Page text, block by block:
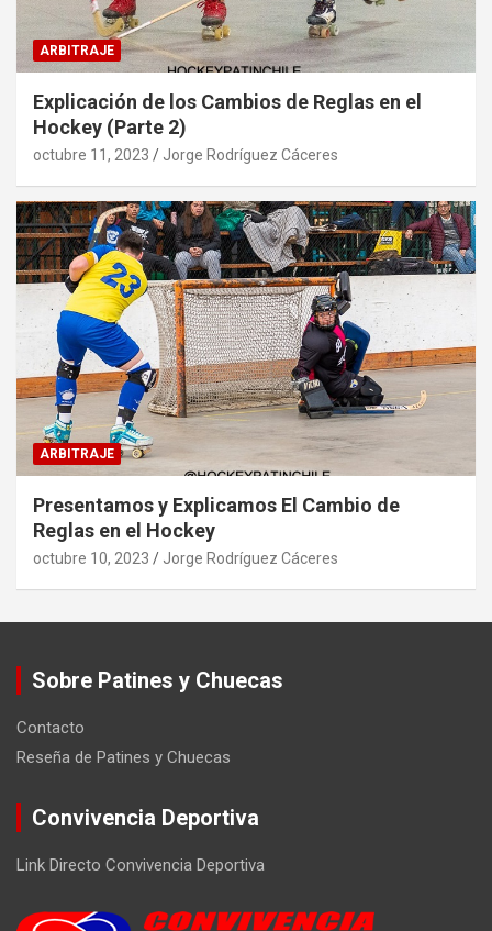
ARBITRAJE
Explicación de los Cambios de Reglas en el
Hockey (Parte 2)
octubre 11, 2023 Jorge Rodríguez Cáceres
ARBITRAJE
Presentamos y Explicamos El Cambio de
Reglas en el Hockey
octubre 10, 2023 Jorge Rodríguez Cáceres
Sobre Patines y Chuecas
Contacto
Reseña de Patines y Chuecas
Convivencia Deportiva
Link Directo Convivencia Deportiva